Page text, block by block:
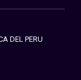
DEL PERU